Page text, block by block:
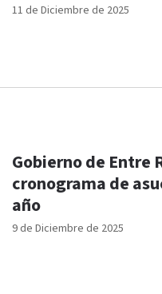
11 de Diciembre de 2025
9 de Diciembre de 2025
Gobierno de Entre
cronograma de
año